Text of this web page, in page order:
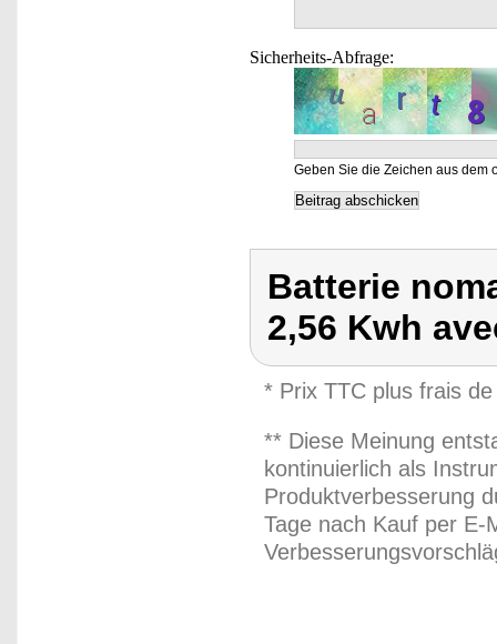
Sicherheits-Abfrage:
Geben Sie die Zeichen aus dem
Batterie
2,56 Kwh
* Prix TTC plus frais
** Diese Meinung
kontinuierlich als
Produktverbesserung
Tage nach Kauf per E-